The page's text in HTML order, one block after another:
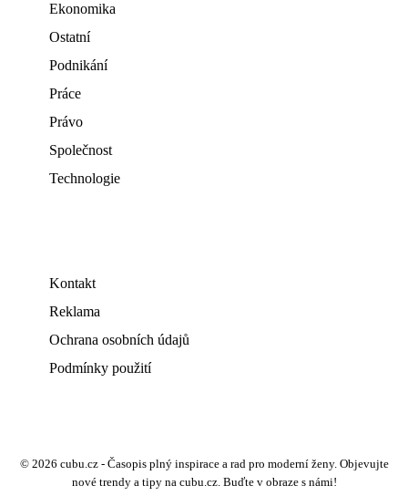
Ekonomika
Ostatní
Podnikání
Práce
Právo
Společnost
Technologie
Kontakt
Reklama
Ochrana osobních údajů
Podmínky použití
© 2026 cubu.cz - Časopis plný inspirace a rad pro moderní ženy. Objevujte
nové trendy a tipy na cubu.cz. Buďte v obraze s námi!